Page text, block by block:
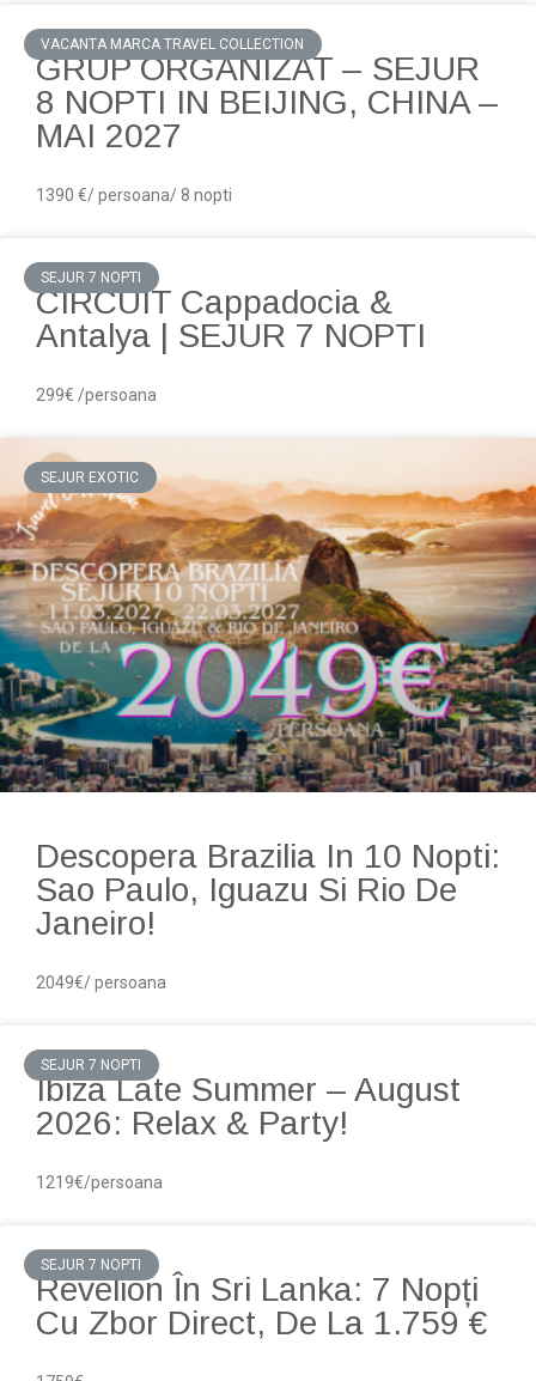
VACANTA MARCA TRAVEL COLLECTION
GRUP ORGANIZAT – SEJUR
8 NOPTI IN BEIJING, CHINA –
MAI 2027
1390 €/ persoana/ 8 nopti
SEJUR 7 NOPTI
CIRCUIT Cappadocia &
Antalya | SEJUR 7 NOPTI
299€ /persoana
SEJUR EXOTIC
Descopera Brazilia In 10 Nopti:
Sao Paulo, Iguazu Si Rio De
Janeiro!
2049€/ persoana
SEJUR 7 NOPTI
Ibiza Late Summer – August
2026: Relax & Party!
1219€/persoana
SEJUR 7 NOPTI
Revelion În Sri Lanka: 7 Nopți
Cu Zbor Direct, De La 1.759 €